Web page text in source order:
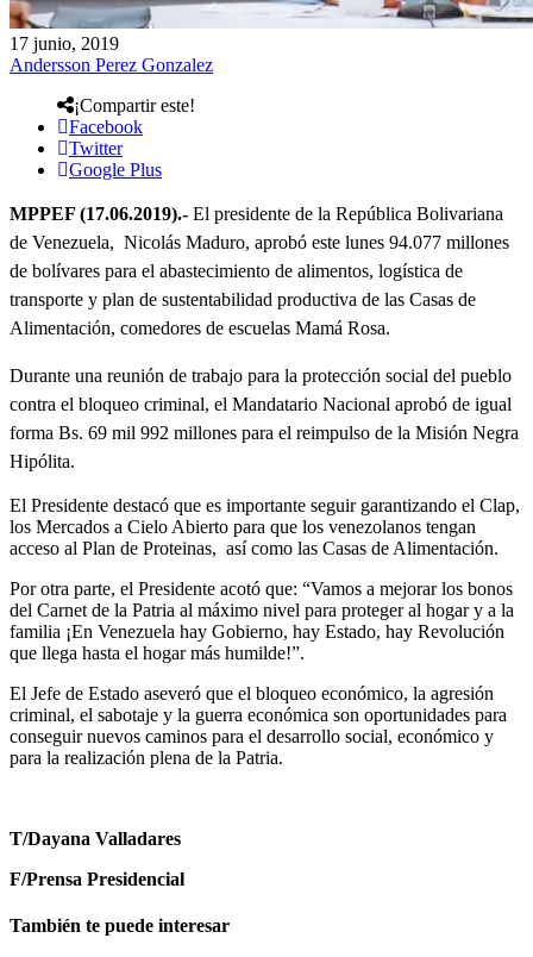
17 junio, 2019
Andersson Perez Gonzalez
¡Compartir este!
Facebook
Twitter
Google Plus
MPPEF (17.06.2019).- El presidente de la República Bolivariana
de Venezuela, Nicolás Maduro, aprobó este lunes 94.077 millones
de bolívares para el abastecimiento de alimentos, logística de
transporte y plan de sustentabilidad productiva de las Casas de
Alimentación, comedores de escuelas Mamá Rosa.
Durante una reunión de trabajo para la protección social del pueblo
contra el bloqueo criminal, el Mandatario Nacional aprobó de igual
forma Bs. 69 mil 992 millones para el reimpulso de la Misión Negra
Hipólita.
El Presidente destacó que es importante seguir garantizando el Clap,
los Mercados a Cielo Abierto para que los venezolanos tengan
acceso al Plan de Proteinas, así como las Casas de Alimentación.
Por otra parte, el Presidente acotó que: “Vamos a mejorar los bonos
del Carnet de la Patria al máximo nivel para proteger al hogar y a la
familia ¡En Venezuela hay Gobierno, hay Estado, hay Revolución
que llega hasta el hogar más humilde!”.
El Jefe de Estado aseveró que el bloqueo económico, la agresión
criminal, el sabotaje y la guerra económica son oportunidades para
conseguir nuevos caminos para el desarrollo social, económico y
para la realización plena de la Patria.
T/Dayana Valladares
F/Prensa Presidencial
También te puede interesar